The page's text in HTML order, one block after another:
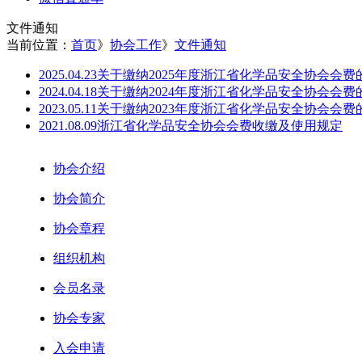
文件通知
当前位置： 首页》 协会工作》 文件通知
2025.04.23关于缴纳2025年度浙江省化学品安全协会会费
2024.04.18关于缴纳2024年度浙江省化学品安全协会会费
2023.05.11 关于缴纳2023年度浙江省化学品安全协会会费
2021.08.09浙江省化学品安全协会会费收缴及使用规定
协会介绍
协会简介
协会章程
组织机构
会员名录
协会专家
入会申请